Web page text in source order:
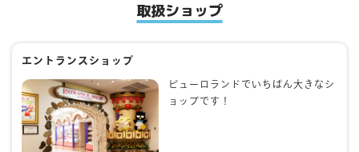
取扱ショップ
エントランスショップ
ピューロランドでいちばん大きなシ
ョップです！